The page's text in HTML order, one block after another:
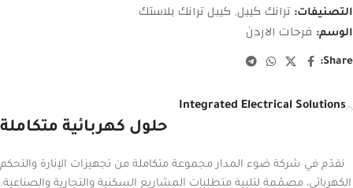
التصنيفات: ترانك كيبل, كيبل ترانك بلاستك
الوسم: فرحات الاردن
Share:
Integrated Electrical Solutions
حلول كهربائية متكاملة
نقدّم في شركة ضوء المدار مجموعة متكاملة من تجهيزات الإنارة والتحكم
الكهربائي، مصمّمة لتلبية متطلبات المشاريع السكنية والتجارية والصناعية.